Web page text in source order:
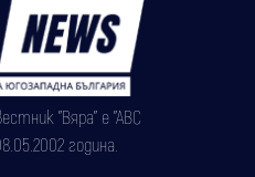
"Вяра" е "АВС
година.